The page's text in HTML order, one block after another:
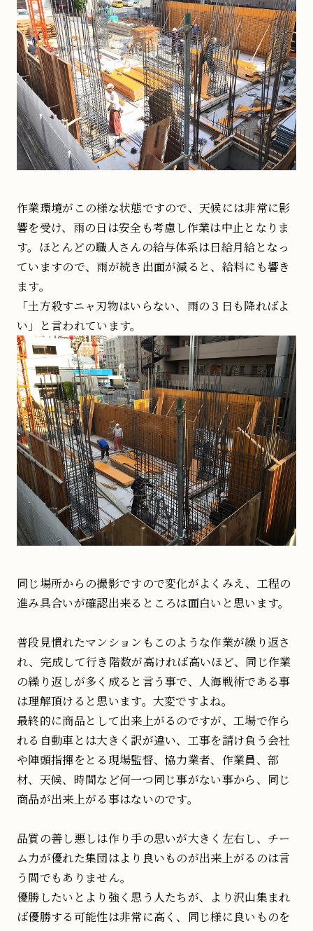
作業環境がこの様な状態ですので、天候には非常に影
響を受け、雨の日は安全も考慮し作業は中止となりま
す。ほとんどの職人さんの給与体系は日給月給となっ
ていますので、雨が続き出面が減ると、給料にも響き
ます。
「土方殺すニャ刃物はいらない、雨の３日も降ればよ
い」と言われています。
同じ場所からの撮影ですので変化がよくみえ、工程の
進み具合いが確認出来るところは面白いと思います。
普段見慣れたマンションもこのような作業が繰り返さ
れ、完成して行き階数が高ければ高いほど、同じ作業
の繰り返しが多く成ると言う事で、人海戦術である事
は理解頂けると思います。大変ですよね。
最終的に商品として出来上がるのですが、工場で作ら
れる自動車とは大きく訳が違い、工事を請け負う会社
や陣頭指揮をとる現場監督、協力業者、作業員、部
材、天候、時間など何一つ同じ事がない事から、同じ
商品が出来上がる事はないのです。
品質の善し悪しは作り手の思いが大きく左右し、チー
ム力が優れた集団はより良いものが出来上がるのは言
う間でもありません。
優勝したいとより強く思う人たちが、より沢山集まれ
ば優勝する可能性は非常に高く、同じ様に良いものを